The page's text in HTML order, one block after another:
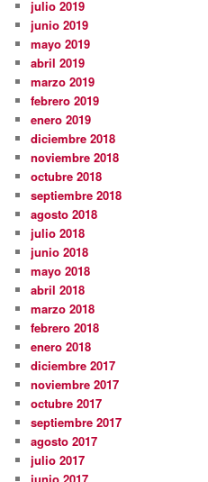
julio 2019
junio 2019
mayo 2019
abril 2019
marzo 2019
febrero 2019
enero 2019
diciembre 2018
noviembre 2018
octubre 2018
septiembre 2018
agosto 2018
julio 2018
junio 2018
mayo 2018
abril 2018
marzo 2018
febrero 2018
enero 2018
diciembre 2017
noviembre 2017
octubre 2017
septiembre 2017
agosto 2017
julio 2017
junio 2017